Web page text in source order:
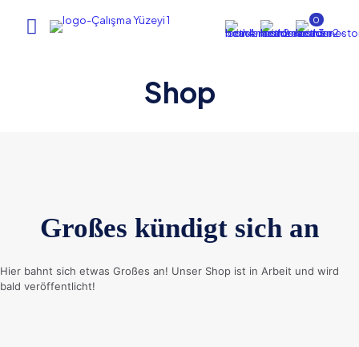
0
Shop
Großes kündigt sich an
Hier bahnt sich etwas Großes an! Unser Shop ist in Arbeit und wird
bald veröffentlicht!